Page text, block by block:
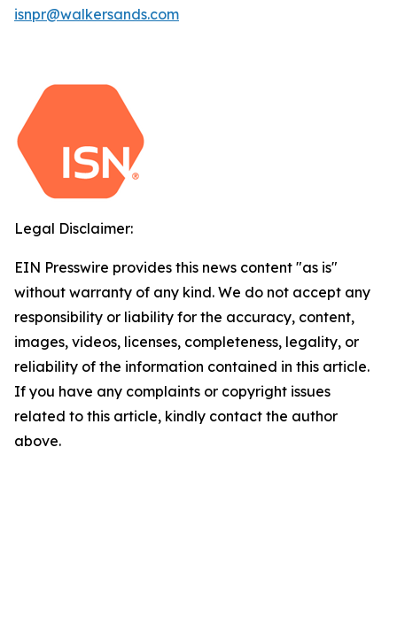
isnpr@walkersands.com
Legal Disclaimer:
EIN Presswire provides this news content "as is"
without warranty of any kind. We do not accept any
responsibility or liability for the accuracy, content,
images, videos, licenses, completeness, legality, or
reliability of the information contained in this article.
If you have any complaints or copyright issues
related to this article, kindly contact the author
above.